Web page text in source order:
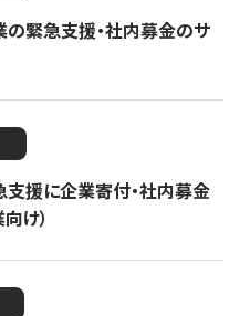
の緊急支援・社内募金のサ
援に企業寄付・社内募金
け）